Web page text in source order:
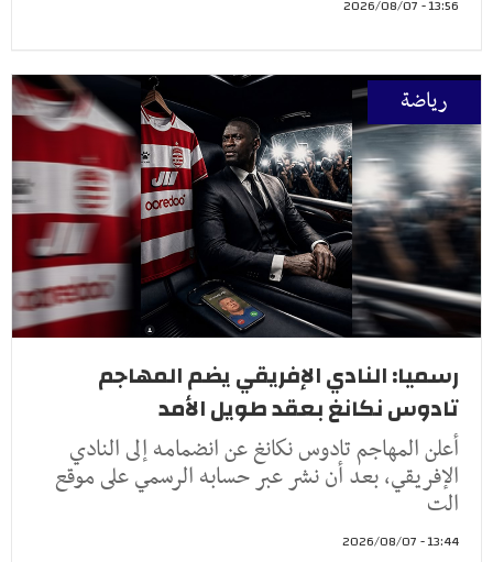
13:56 - 2026/08/07
رياضة
رسميا: النادي الإفريقي يضم المهاجم
تادوس نكانغ بعقد طويل الأمد
أعلن المهاجم تادوس نكانغ عن انضمامه إلى النادي
الإفريقي، بعد أن نشر عبر حسابه الرسمي على موقع
الت
13:44 - 2026/08/07